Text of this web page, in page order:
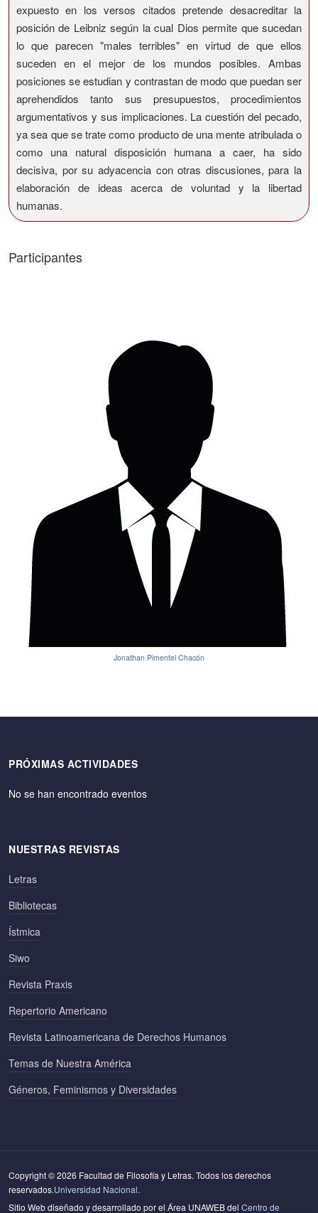
expuesto en los versos citados pretende desacreditar la
posición de Leibniz según la cual Dios permite que sucedan
lo que parecen "males terribles" en virtud de que ellos
suceden en el mejor de los mundos posibles. Ambas
posiciones se estudian y contrastan de modo que puedan ser
aprehendidos tanto sus presupuestos, procedimientos
argumentativos y sus implicaciones. La cuestión del pecado,
ya sea que se trate como producto de una mente atribulada o
como una natural disposición humana a caer, ha sido
decisiva, por su adyacencia con otras discusiones, para la
elaboración de ideas acerca de voluntad y la libertad
humanas.
Participantes
Jonathan Pimentel Chacón
PRÓXIMAS ACTIVIDADES
No se han encontrado eventos
NUESTRAS REVISTAS
Letras
Bibliotecas
Ístmica
Siwo
Revista Praxis
Repertorio Americano
Revista Latinoamericana de Derechos Humanos
Temas de Nuestra América
Géneros, Feminismos y Diversidades
Copyright © 2026 Facultad de Filosofía y Letras. Todos los derechos
reservados.Universidad Nacional.
Sitio Web diseñado y desarrollado por el Área UNAWEB del Centro de